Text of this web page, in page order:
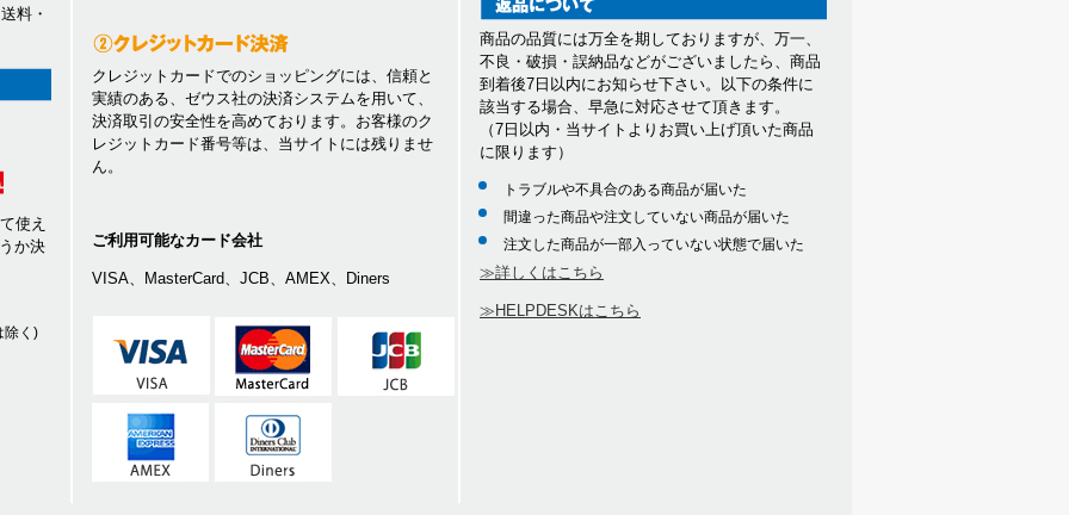
料・
使え
か決
除く)
クレジットカードでのショッピングには、信頼と
実績のある、ゼウス社の決済システムを用いて、
決済取引の安全性を高めております。お客様のク
レジットカード番号等は、当サイトには残りませ
ん。
ご利用可能なカード会社
VISA、MasterCard、JCB、AMEX、Diners
商品の品質には万全を期しておりますが、万一、
不良・破損・誤納品などがございましたら、商品
到着後7日以内にお知らせ下さい。以下の条件に
該当する場合、早急に対応させて頂きます。
（7日以内・当サイトよりお買い上げ頂いた商品
に限ります）
トラブルや不具合のある商品が届いた
間違った商品や注文していない商品が届いた
注文した商品が一部入っていない状態で届いた
≫詳しくはこちら
≫HELPDESKはこちら